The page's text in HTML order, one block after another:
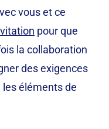
vous et ce
pour que
la collaboration
des exigences
éléments de